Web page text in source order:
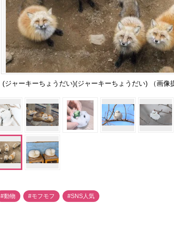
(ジャーキーちょうだい)(ジャーキーちょうだい) （画像
#動物 #モフモフ #SNS人気